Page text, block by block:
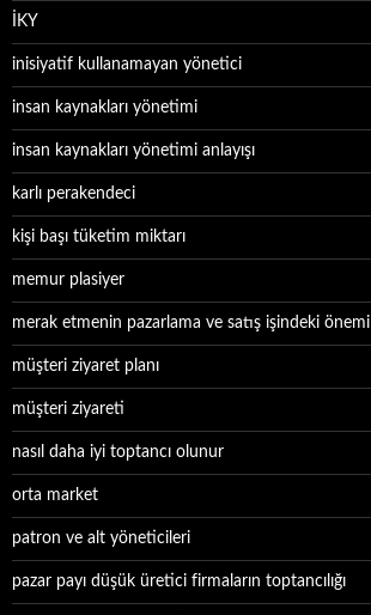
İKY
inisiyatif kullanamayan yönetici
insan kaynakları yönetimi
insan kaynakları yönetimi anlayışı
karlı perakendeci
kişi başı tüketim miktarı
memur plasiyer
merak etmenin pazarlama ve satış işindeki önemi
müşteri ziyaret planı
müşteri ziyareti
nasıl daha iyi toptancı olunur
orta market
patron ve alt yöneticileri
pazar payı düşük üretici firmaların toptancılığı